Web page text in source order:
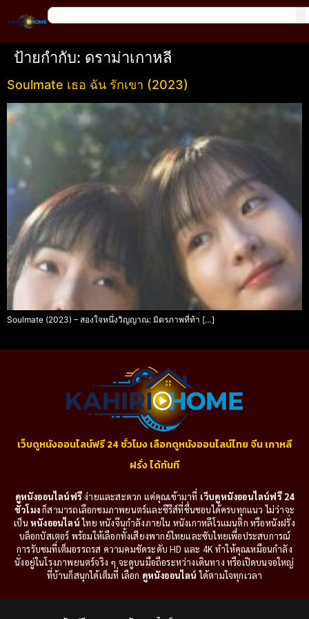
ป้ายกำกับ: ดราม่าเกาหลี
Soulmate เธอ ฉัน รักเขา (2023)
Soulmate (2023) – สองใจหนึ่งวิญญาณ: มิตรภาพที่ท้า […]
เว็บดูหนังออนไลน์ฟรี 24 ชั่วโมง เลือกดูหนังออนไลน์ไทย จีน เกาหลี
ฝรั่ง ได้ทันที
ดูหนังออนไลน์ฟรีง่ายและสะดวก แค่คุณเข้ามาที่ เว็บดูหนังออนไลน์ฟรี 24
ชั่วโมงก็สามารถเลือกชมภาพยนตร์และซีรีส์ที่ชื่นชอบได้ครบทุกแนว ไม่ว่าจะ
เป็นหนังออนไลน์ไทย หนังจีนกำลังภายใน หนังเกาหลีโรแมนติก หรือหนังฝรั่ง
บล็อกบัสเตอร์ พร้อมให้เลือกทั้งเสียงพากย์ไทยและซับไทยเพื่อประสบการณ์
การรับชมที่เต็มอรรถรส ความคมชัดระดับ HD และ 4K ทำให้คุณเหมือนกำลัง
นั่งอยู่ในโรงภาพยนตร์จริง ๆ จะดูบนมือถือระหว่างเดินทาง หรือเปิดบนจอใหญ่
ที่บ้านก็สนุกได้เต็มที่ เลือก ดูหนังออนไลน์ ได้ตามใจทุกเวลา